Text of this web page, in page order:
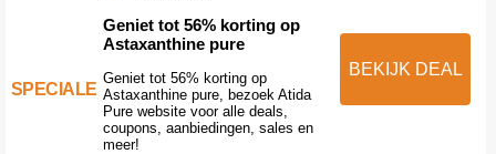
SPECIALE
Geniet tot 56% korting op
Astaxanthine pure
Geniet tot 56% korting op
Astaxanthine pure, bezoek Atida
Pure website voor alle deals,
coupons, aanbiedingen, sales en
meer!
BEKIJK DEAL